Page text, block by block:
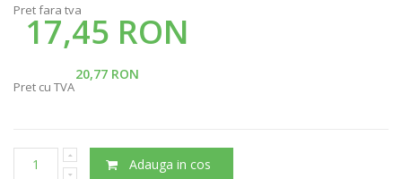
Pret fara tva
17,45 RON
20,77 RON
Pret cu TVA
Adauga in cos